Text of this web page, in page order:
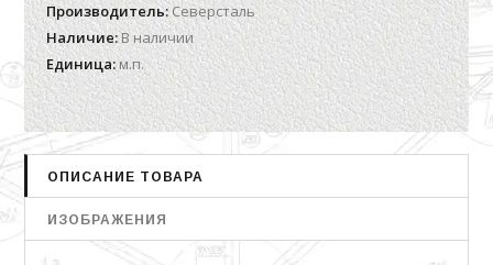
Производитель:Северсталь
Наличие:В наличии
Единица:м.п.
ОПИСАНИЕ ТОВАРА
ИЗОБРАЖЕНИЯ